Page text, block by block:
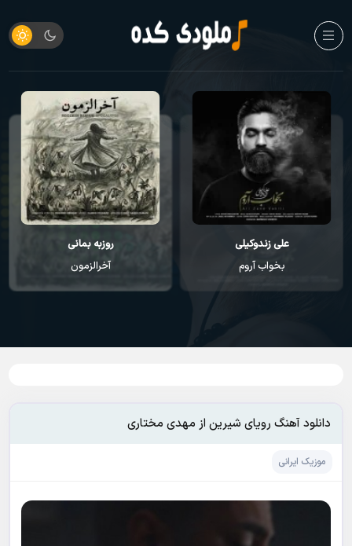
علی زندوکیلی
بخواب آروم
روزبه بمانی
آخرالزمون
دانلود آهنگ رویای شیرین از مهدی مختاری
موزیک ایرانی